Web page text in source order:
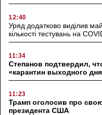
12:40
Уряд додатково виділив
кількості тестувань на
11:34
Степанов подтвердил,
«карантин выходного
11:23
Трамп оголосив про
президента США